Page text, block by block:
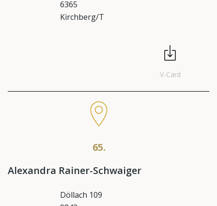
6365
Kirchberg/T
V-Card
65.
Alexandra Rainer-Schwaiger
Döllach 109